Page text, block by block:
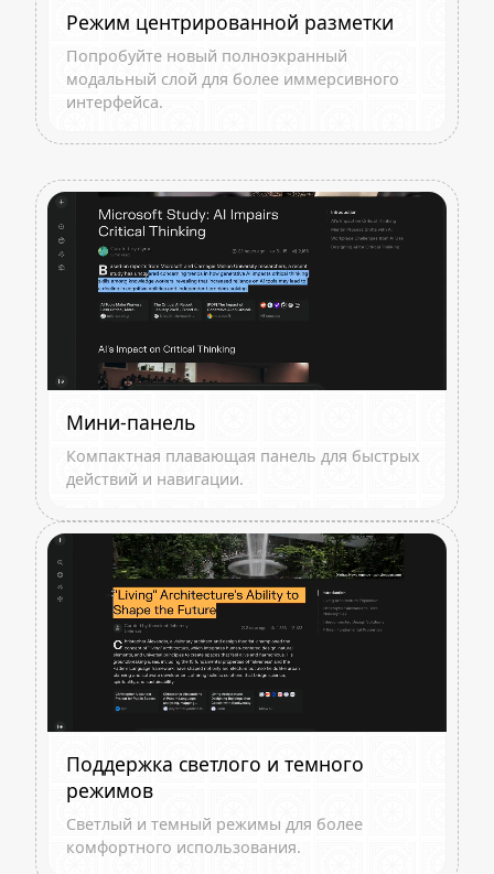
Режим центрированной разметки
Попробуйте новый полноэкранный
модальный слой для более иммерсивного
интерфейса.
Мини-панель
Компактная плавающая панель для быстрых
действий и навигации.
Поддержка светлого и темного
режимов
Светлый и темный режимы для более
комфортного использования.